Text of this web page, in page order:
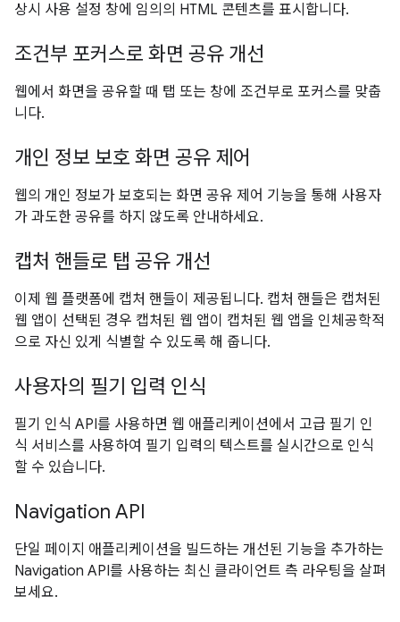
상시 사용 설정 창에 임의의 HTML 콘텐츠를 표시합니다.
조건부 포커스로 화면 공유 개선
웹에서 화면을 공유할 때 탭 또는 창에 조건부로 포커스를 맞춥
니다.
개인 정보 보호 화면 공유 제어
웹의 개인 정보가 보호되는 화면 공유 제어 기능을 통해 사용자
가 과도한 공유를 하지 않도록 안내하세요.
캡처 핸들로 탭 공유 개선
이제 웹 플랫폼에 캡처 핸들이 제공됩니다. 캡처 핸들은 캡처된
웹 앱이 선택된 경우 캡처된 웹 앱이 캡처된 웹 앱을 인체공학적
으로 자신 있게 식별할 수 있도록 해 줍니다.
사용자의 필기 입력 인식
필기 인식 API를 사용하면 웹 애플리케이션에서 고급 필기 인
식 서비스를 사용하여 필기 입력의 텍스트를 실시간으로 인식
할 수 있습니다.
Navigation API
단일 페이지 애플리케이션을 빌드하는 개선된 기능을 추가하는
Navigation API를 사용하는 최신 클라이언트 측 라우팅을 살펴
보세요.